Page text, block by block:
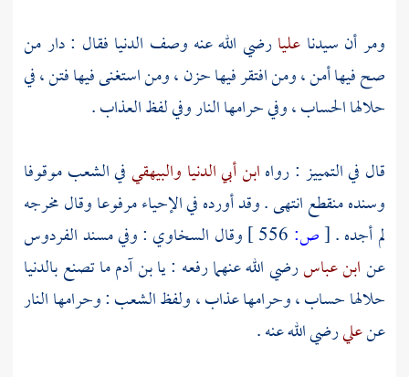
ومر أن سيدنا عليارضي الله عنه وصف الدنيا فقال : دار من
صح فيها أمن ، ومن افتقر فيها حزن ، ومن استغنى فيها فتن ، في
حلالها الحساب ، وفي حرامها النار وفي لفظ العذاب .
قال في التمييز : رواهابن أبي الدنيا والبيهقيفي الشعب موقوفا
وسنده منقطع انتهى . وقد أورده في الإحياء مرفوعا وقال مخرجه
لم أجده .[ص: وقال السخاوي : وفي مسند الفردوس
عنابن عباسرضي الله عنهما رفعه : يا بنآدمما تصنع بالدنيا
حلالها حساب ، وحرامها عذاب ، ولفظ الشعب : وحرامها النار
عنعليرضي الله عنه .